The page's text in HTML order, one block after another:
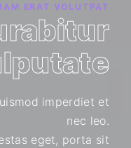
ERAT VOLUTPAT
imperdiet et
nec leo.
eget, porta sit